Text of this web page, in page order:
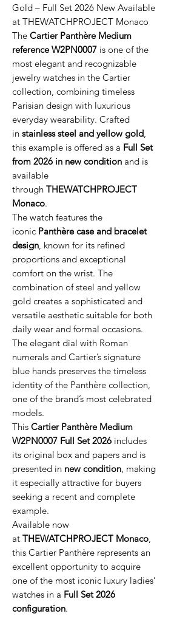
Gold – Full Set 2026 New Available
at THEWATCHPROJECT Monaco
The Cartier Panthère Medium
reference W2PN0007 is one of the
most elegant and recognizable
jewelry watches in the Cartier
collection, combining timeless
Parisian design with luxurious
everyday wearability. Crafted
in stainless steel and yellow gold,
this example is offered as a Full Set
from 2026 in new condition and is
available
through THEWATCHPROJECT
Monaco.
The watch features the
iconic Panthère case and bracelet
design, known for its refined
proportions and exceptional
comfort on the wrist. The
combination of steel and yellow
gold creates a sophisticated and
versatile aesthetic suitable for both
daily wear and formal occasions.
The elegant dial with Roman
numerals and Cartier’s signature
blue hands preserves the timeless
identity of the Panthère collection,
one of the brand’s most celebrated
models.
This Cartier Panthère Medium
W2PN0007 Full Set 2026 includes
its original box and papers and is
presented in new condition, making
it especially attractive for buyers
seeking a recent and complete
example.
Available now
at THEWATCHPROJECT Monaco,
this Cartier Panthère represents an
excellent opportunity to acquire
one of the most iconic luxury ladies’
watches in a Full Set 2026
configuration.